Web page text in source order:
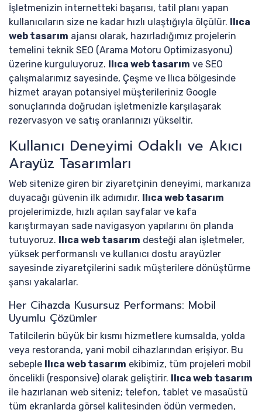
İşletmenizin internetteki başarısı, tatil planı yapan
kullanıcıların size ne kadar hızlı ulaştığıyla ölçülür. Ilıca
web tasarım ajansı olarak, hazırladığımız projelerin
temelini teknik SEO (Arama Motoru Optimizasyonu)
üzerine kurguluyoruz. Ilıca web tasarım ve SEO
çalışmalarımız sayesinde, Çeşme ve Ilıca bölgesinde
hizmet arayan potansiyel müşterileriniz Google
sonuçlarında doğrudan işletmenizle karşılaşarak
rezervasyon ve satış oranlarınızı yükseltir.
Kullanıcı Deneyimi Odaklı ve Akıcı
Arayüz Tasarımları
Web sitenize giren bir ziyaretçinin deneyimi, markanıza
duyacağı güvenin ilk adımıdır. Ilıca web tasarım
projelerimizde, hızlı açılan sayfalar ve kafa
karıştırmayan sade navigasyon yapılarını ön planda
tutuyoruz. Ilıca web tasarım desteği alan işletmeler,
yüksek performanslı ve kullanıcı dostu arayüzler
sayesinde ziyaretçilerini sadık müşterilere dönüştürme
şansı yakalarlar.
Her Cihazda Kusursuz Performans: Mobil
Uyumlu Çözümler
Tatilcilerin büyük bir kısmı hizmetlere kumsalda, yolda
veya restoranda, yani mobil cihazlarından erişiyor. Bu
sebeple Ilıca web tasarım ekibimiz, tüm projeleri mobil
öncelikli (responsive) olarak geliştirir. Ilıca web tasarım
ile hazırlanan web siteniz; telefon, tablet ve masaüstü
tüm ekranlarda görsel kalitesinden ödün vermeden,